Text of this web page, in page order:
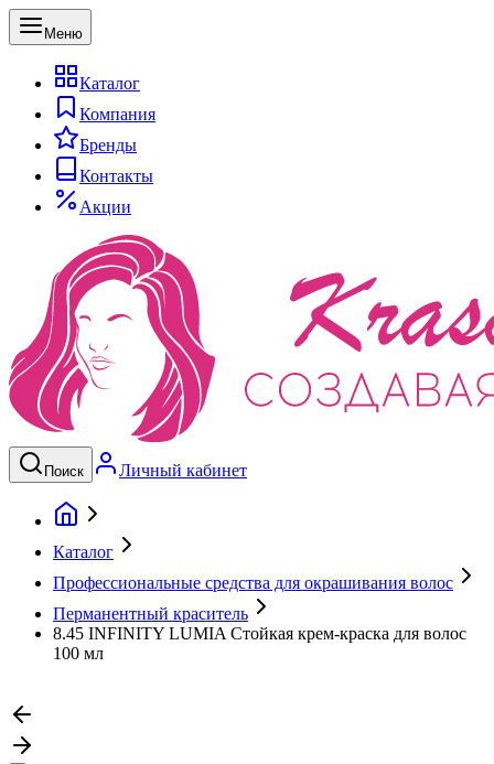
Меню
Каталог
Компания
Бренды
Контакты
Акции
Поиск Личный кабинет
Каталог
Профессиональные средства для окрашивания волос
Перманентный краситель
8.45 INFINITY LUMIA Стойкая крем-краска для волос
100 мл